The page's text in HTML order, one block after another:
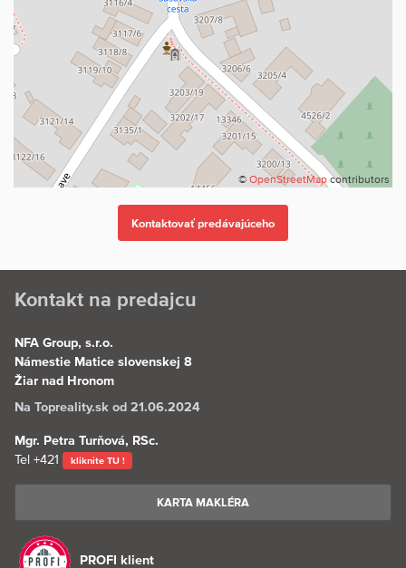
© OpenStreetMap contributors
Kontakt na predajcu
NFA Group, s.r.o.
Námestie Matice slovenskej 8
Žiar nad Hronom
Na Topreality.sk od 21.06.2024
Mgr. Petra Turňová, RSc.
Tel +421 kliknite TU !
KARTA MAKLÉRA
PROFI klient